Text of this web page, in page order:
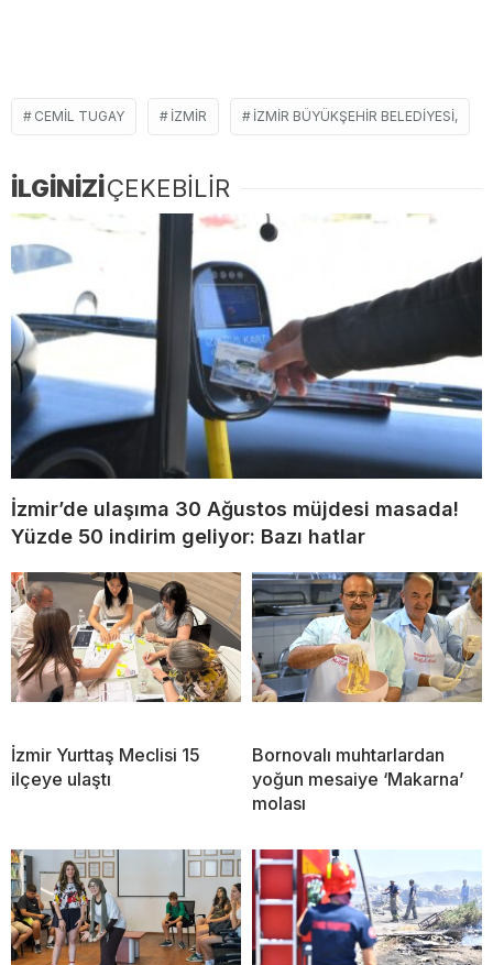
CEMIL TUGAY İZMIR İZMIR BÜYÜKŞEHIR BELEDIYESI,
İLGİNİZİÇEKEBİLİR
İzmir’de ulaşıma 30 Ağustos müjdesi masada!
Yüzde 50 indirim geliyor: Bazı hatlar
İzmir Yurttaş Meclisi 15
ilçeye ulaştı
Bornovalı muhtarlardan
yoğun mesaiye ‘Makarna’
molası